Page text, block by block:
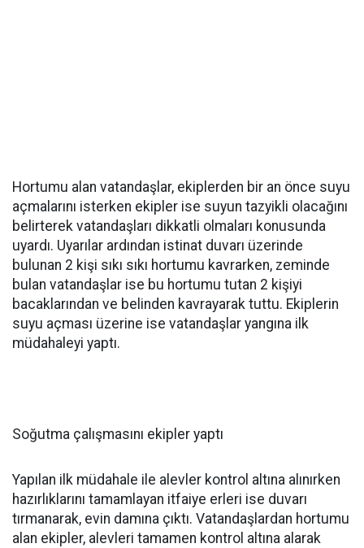
Hortumu alan vatandaşlar, ekiplerden bir an önce suyu
açmalarını isterken ekipler ise suyun tazyikli olacağını
belirterek vatandaşları dikkatli olmaları konusunda
uyardı. Uyarılar ardından istinat duvarı üzerinde
bulunan 2 kişi sıkı sıkı hortumu kavrarken, zeminde
bulan vatandaşlar ise bu hortumu tutan 2 kişiyi
bacaklarından ve belinden kavrayarak tuttu. Ekiplerin
suyu açması üzerine ise vatandaşlar yangına ilk
müdahaleyi yaptı.
Soğutma çalışmasını ekipler yaptı
Yapılan ilk müdahale ile alevler kontrol altına alınırken
hazırlıklarını tamamlayan itfaiye erleri ise duvarı
tırmanarak, evin damına çıktı. Vatandaşlardan hortumu
alan ekipler, alevleri tamamen kontrol altına alarak